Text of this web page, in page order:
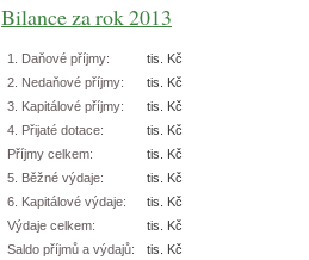
Bilance za rok 2013
1. Daňové příjmy:
tis. Kč
2. Nedaňové příjmy:
tis. Kč
3. Kapitálové příjmy:
tis. Kč
4. Přijaté dotace:
tis. Kč
Příjmy celkem:
tis. Kč
5. Běžné výdaje:
tis. Kč
6. Kapitálové výdaje:
tis. Kč
Výdaje celkem:
tis. Kč
Saldo příjmů a výdajů:
tis. Kč